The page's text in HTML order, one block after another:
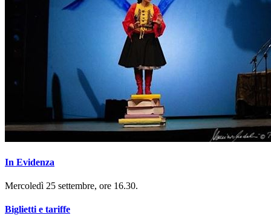
In Evidenza
Mercoledì 25 settembre, ore 16.30.
Biglietti e tariffe